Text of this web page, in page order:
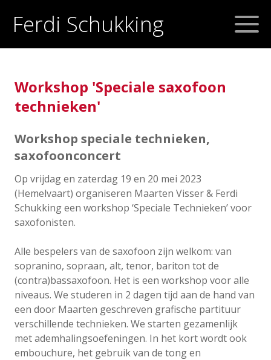
Ferdi Schukking
Workshop 'Speciale saxofoon
technieken'
Workshop speciale technieken,
saxofoonconcert
Op vrijdag en zaterdag 19 en 20 mei 2023
(Hemelvaart) organiseren Maarten Visser & Ferdi
Schukking een workshop ‘Speciale Technieken’ voor
saxofonisten.
Alle bespelers van de saxofoon zijn welkom: van
sopranino, sopraan, alt, tenor, bariton tot de
(contra)bassaxofoon. Het is een workshop voor alle
niveaus. We studeren in 2 dagen tijd aan de hand van
een door Maarten geschreven grafische partituur
verschillende technieken. We starten gezamenlijk
met ademhalingsoefeningen. In het kort wordt ook
embouchure, het gebruik van de tong en